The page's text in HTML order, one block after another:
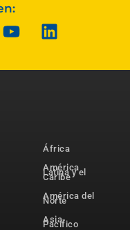
África
América
Latina y el
Caribe
América del
Norte
Asia-
Pacífico